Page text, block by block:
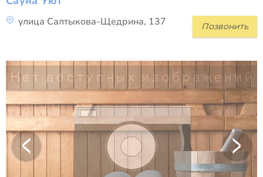
Позвонить
улица Салтыкова-Щедрина, 137